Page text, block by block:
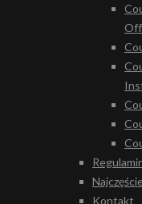
Kontakt